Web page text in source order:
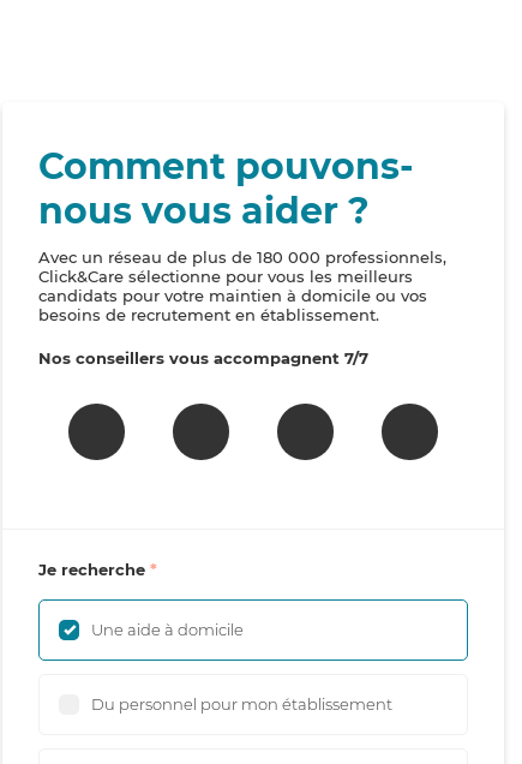
Comment pouvons-
nous vous aider ?
Avec un réseau de plus de 180 000 professionnels,
Click&Care sélectionne pour vous les meilleurs
candidats pour votre maintien à domicile ou vos
besoins de recrutement en établissement.
Nos conseillers vous accompagnent 7/7
Je recherche
Une aide à domicile
Du personnel pour mon établissement